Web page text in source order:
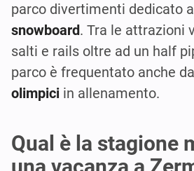
parco divertimenti dedicato
snowboard. Tra le attrazioni
salti e rails oltre ad un half
parco è frequentato anche da
olimpici in allenamento.
Qual è la stagione